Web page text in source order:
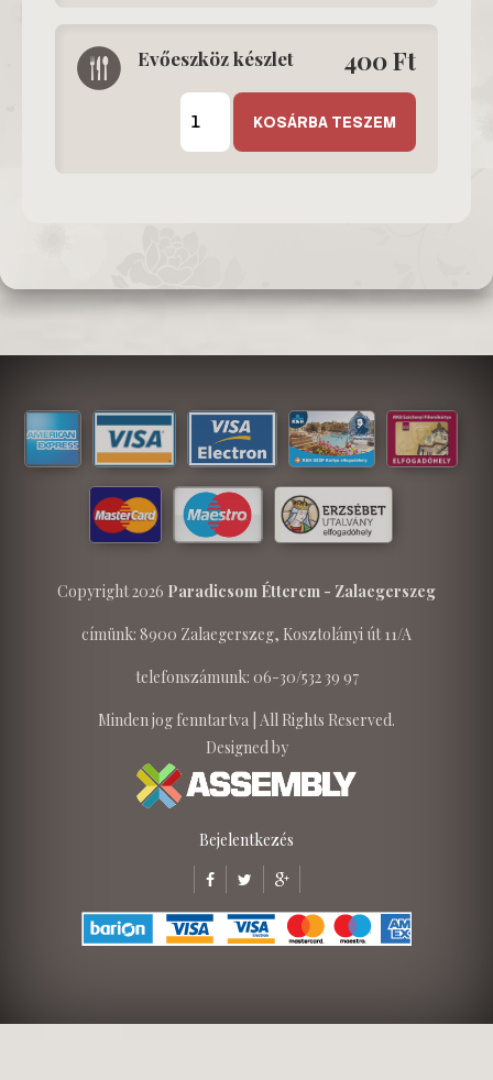
Evőeszköz készlet 400Ft
Evőeszköz
készlet
mennyiség
KOSÁRBA TESZEM
Copyright 2026 Paradicsom Étterem - Zalaegerszeg
címünk: 8900 Zalaegerszeg, Kosztolányi út 11/A
telefonszámunk: 06-30/532 39 97
Minden jog fenntartva | All Rights Reserved.
Designed by
Bejelentkezés